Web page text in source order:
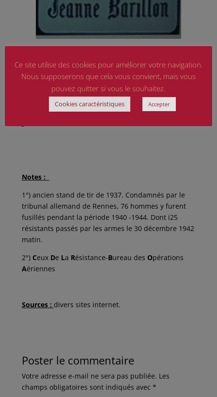
Distinctions :Médaille de la résistance.
Titre de combattante volontaire de la résistance.
Notes :
1°) ancien stand de tir de 1937. Condamnés par le
tribunal allemand de Rennes, 76 hommes y furent
fusillés pendant la période 1940 -1944. Dont i25
résistants passés par les armes le 30 décembre 1942
matin.
2°) Ceux De La Résistance-Bureau des Opérations
Aériennes
Sources : divers sites internet.
Poster le commentaire
Votre adresse e-mail ne sera pas publiée. Les
champs obligatoires sont indiqués avec *
Ce site utilise des cookies pour améliorer votre navigation.
Nous supposerons que cela vous convient, mais vous
pouvez quitter si vous le souhaitez.
Cookies caractéristiques Accepter